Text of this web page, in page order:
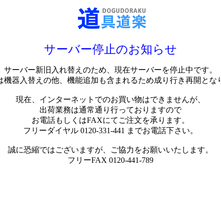
サーバー停止のお知らせ
サーバー新旧入れ替えのため、現在サーバーを停止中です。
機器入替えの他、機能追加も含まれるため成り行き再開とな
現在、インターネットでのお買い物はできませんが、
出荷業務は通常通り行っておりますので
お電話もしくはFAXにてご注文を承ります。
フリーダイヤル 0120-331-441 までお電話下さい。
誠に恐縮ではございますが、ご協力をお願いいたします。
フリーFAX 0120-441-789